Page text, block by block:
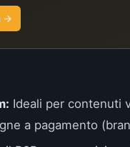
→
Ideali per contenuti
a pagamento